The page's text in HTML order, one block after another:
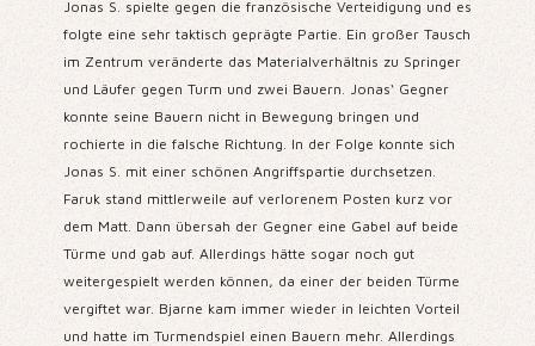
Jonas S. spielte gegen die französische Verteidigung und es
folgte eine sehr taktisch geprägte Partie. Ein großer Tausch
im Zentrum veränderte das Materialverhältnis zu Springer
und Läufer gegen Turm und zwei Bauern. Jonas‘ Gegner
konnte seine Bauern nicht in Bewegung bringen und
rochierte in die falsche Richtung. In der Folge konnte sich
Jonas S. mit einer schönen Angriffspartie durchsetzen.
Faruk stand mittlerweile auf verlorenem Posten kurz vor
dem Matt. Dann übersah der Gegner eine Gabel auf beide
Türme und gab auf. Allerdings hätte sogar noch gut
weitergespielt werden können, da einer der beiden Türme
vergiftet war. Bjarne kam immer wieder in leichten Vorteil
und hatte im Turmendspiel einen Bauern mehr. Allerdings